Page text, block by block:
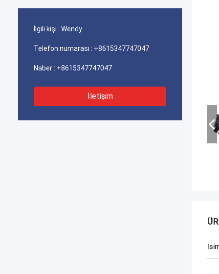
İlgili kişi : Wendy
Telefon numarası : +8615347747047
Naber : +8615347747047
İletişim